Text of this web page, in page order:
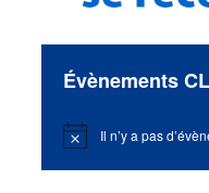
Évènements
Notice Il n’y a pas